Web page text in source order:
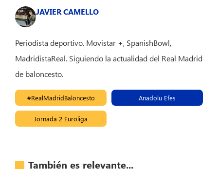
JAVIER CAMELLO
Periodista deportivo. Movistar +, SpanishBowl,
MadridistaReal. Siguiendo la actualidad del Real Madrid
de baloncesto.
#RealMadridBaloncesto Anadolu Efes
Jornada 2 Euroliga
También es relevante...